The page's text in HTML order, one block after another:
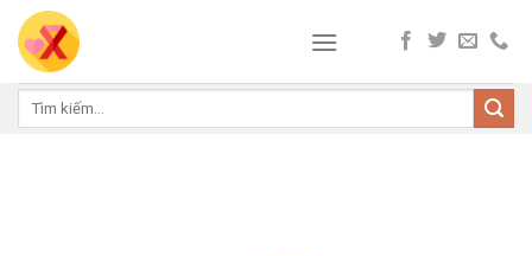
Skip
content
Tìm